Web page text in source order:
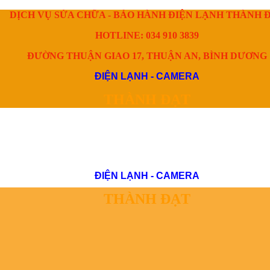
DỊCH VỤ SỬA CHỮA - BẢO HÀNH ĐIỆN LẠNH THÀNH
HOTLINE: 034 910 3839
ĐƯỜNG THUẬN GIAO 17, THUẬN AN, BÌNH DƯƠNG
ĐIỆN LẠNH - CAMERA
ĐIỆN LẠNH - CAMERA
THÀNH ĐẠT